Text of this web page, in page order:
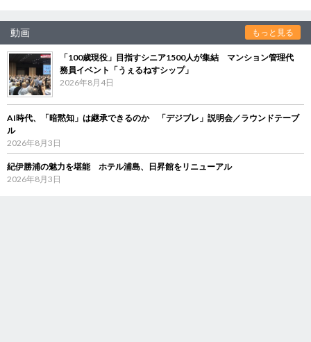
動画 もっと見る
「100歳現役」目指すシニア1500人が集結 マンション管理代
務員イベント「うぇるねすシップ」
2026年8月4日
AI時代、「暗黙知」は継承できるのか 「デジブレ」説明会／ラウンドテーブ
ル
2026年8月3日
紀伊勝浦の魅力を堪能 ホテル浦島、日昇館をリニューアル
2026年8月3日